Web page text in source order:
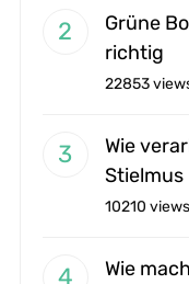
Grüne
richtig
22853
Wie
Stielmus
10210 views
Wie